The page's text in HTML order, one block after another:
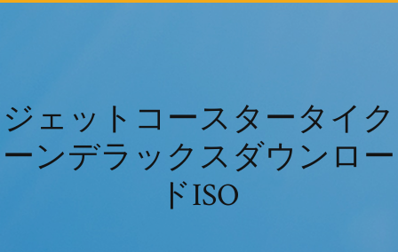
ジェットコースタータイク
ーンデラックスダウンロー
ドISO